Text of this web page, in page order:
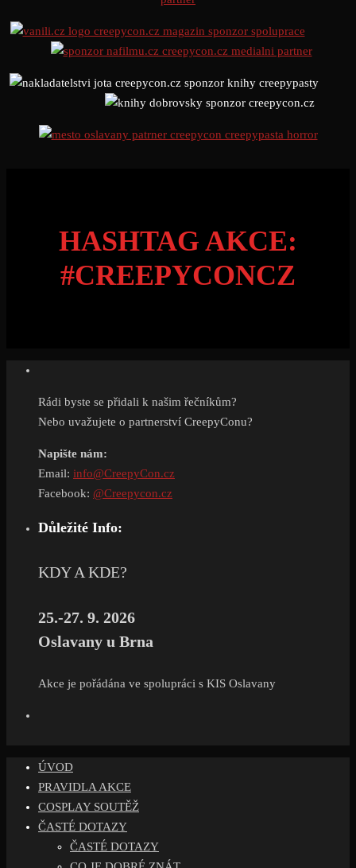
HASHTAG AKCE:
#CREEPYCONCZ
Rádi byste se přidali k našim řečníkům?
Nebo uvažujete o partnerství CreepyConu?
Napište nám:
Email: info@CreepyCon.cz
Facebook: @Creepycon.cz
Důležité Info:
KDY A KDE?
25.-27. 9. 2026
Oslavany u Brna
Akce je pořádána ve spolupráci s KIS Oslavany
ÚVOD
PRAVIDLA AKCE
COSPLAY SOUTĚŽ
ČASTÉ DOTAZY
ČASTÉ DOTAZY